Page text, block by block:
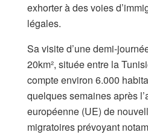
exhorter à des voies
légales.
Sa visite d’une demi-
20km², située entre la
compte environ 6.000
quelques semaines après
européenne (UE) de
migratoires prévoyant